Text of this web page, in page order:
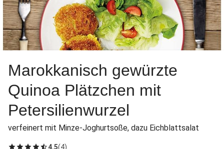
Marokkanisch gewürzte
Quinoa Plätzchen mit
Petersilienwurzel
verfeinert mit Minze-Joghurtsoße, dazu Eichblattsalat
4.5(4)